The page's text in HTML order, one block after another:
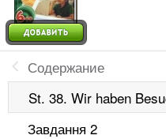
Содержание
St. 38. Wir haben
Завдання 2